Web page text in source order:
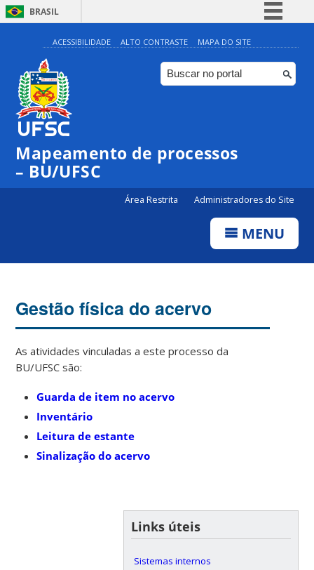
BRASIL
Simplifique!
Comunica BR
Participe
Canais
ACESSIBILIDADE ALTO CONTRASTE MAPA DO SITE
Mapeamento de processos
– BU/UFSC
Área Restrita Administradores do Site
MENU
Gestão física do acervo
As atividades vinculadas a este processo da
BU/UFSC são:
Guarda de item no acervo
Inventário
Leitura de estante
Sinalização do acervo
Links úteis
Sistemas internos